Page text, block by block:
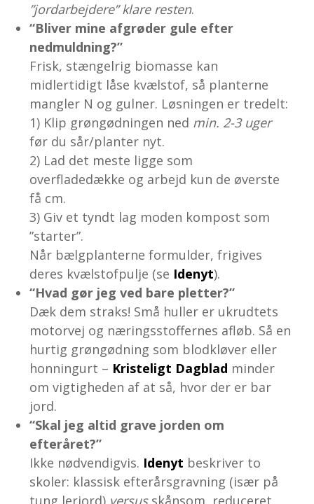
”jordarbejdere” klare resten.
“Bliver mine afgrøder gule efter
nedmuldning?”
Frisk, stængelrig biomasse kan
midlertidigt låse kvælstof, så planterne
mangler N og gulner. Løsningen er tredelt:
1) Klip grøngødningen ned min. 2-3 uger
før du sår/planter nyt.
2) Lad det meste ligge som
overfladedække og arbejd kun de øverste
få cm.
3) Giv et tyndt lag moden kompost som
”starter”.
Når bælgplanterne formulder, frigives
deres kvælstofpulje (se Idenyt).
“Hvad gør jeg ved bare pletter?”
Dæk dem straks! Små huller er ukrudtets
motorvej og næringsstoffernes afløb. Så en
hurtig grøngødning som blodkløver eller
honningurt – Kristeligt Dagblad minder
om vigtigheden af at så, hvor der er bar
jord.
“Skal jeg altid grave jorden om
efteråret?”
Ikke nødvendigvis. Idenyt beskriver to
skoler: klassisk efterårsgravning (især på